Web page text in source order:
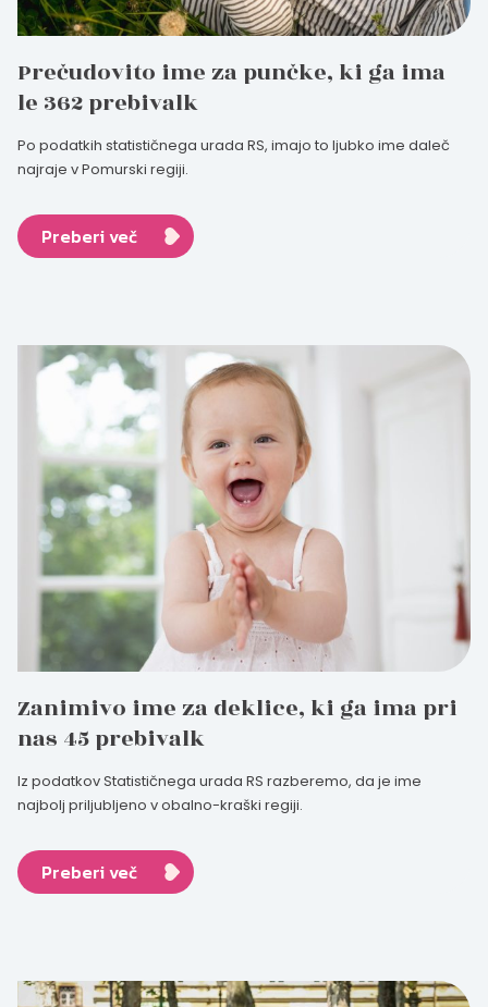
Prečudovito ime za punčke, ki ga ima
le 362 prebivalk
Po podatkih statističnega urada RS, imajo to ljubko ime daleč
najraje v Pomurski regiji.
Preberi več
Nosečka
Zanimivo ime za deklice, ki ga ima pri
nas 45 prebivalk
Iz podatkov Statističnega urada RS razberemo, da je ime
najbolj priljubljeno v obalno-kraški regiji.
Preberi več
Aktualno